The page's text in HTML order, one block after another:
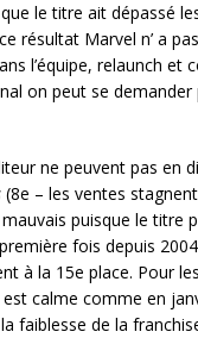
le titre ait dépassé
résultat Marvel n’ a
l’équipe, relaunch et
on peut se
ne peuvent pas en
(8e – les ventes
puisque le titre
fois depuis
à la 15e place. Pour
calme comme en
faiblesse de la